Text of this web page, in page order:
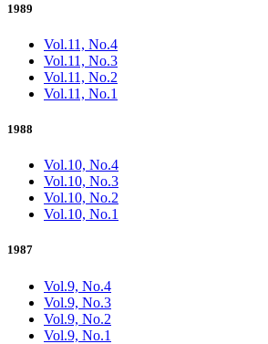
1989
Vol.11, No.4
Vol.11, No.3
Vol.11, No.2
Vol.11, No.1
1988
Vol.10, No.4
Vol.10, No.3
Vol.10, No.2
Vol.10, No.1
1987
Vol.9, No.4
Vol.9, No.3
Vol.9, No.2
Vol.9, No.1